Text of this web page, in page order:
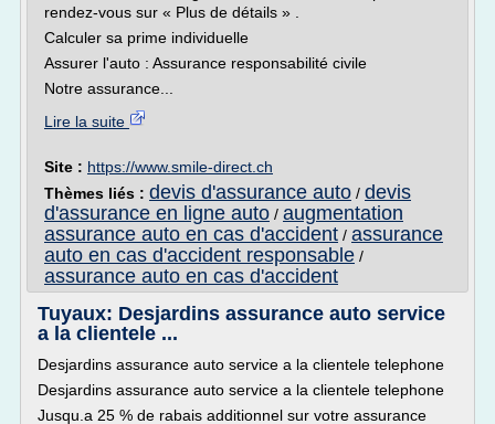
rendez-vous sur « Plus de détails » .
Calculer sa prime individuelle
Assurer l'auto : Assurance responsabilité civile
Notre assurance...
Lire la suite
Site : https://www.smile-direct.ch
Thèmes liés : devis d'assurance auto / devis
d'assurance en ligne auto / augmentation
assurance auto en cas d'accident / assurance
auto en cas d'accident responsable /
assurance auto en cas d'accident
Tuyaux: Desjardins assurance auto service
a la clientele ...
Desjardins assurance auto service a la clientele telephone
Desjardins assurance auto service a la clientele telephone
Jusqu.a 25 % de rabais additionnel sur votre assurance